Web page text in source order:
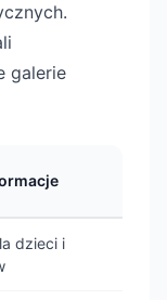
galerie
dzieci i